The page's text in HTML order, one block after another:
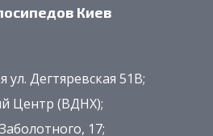
Киев
ул. Дегтяревская 51В;
Центр (ВДНХ);
17;